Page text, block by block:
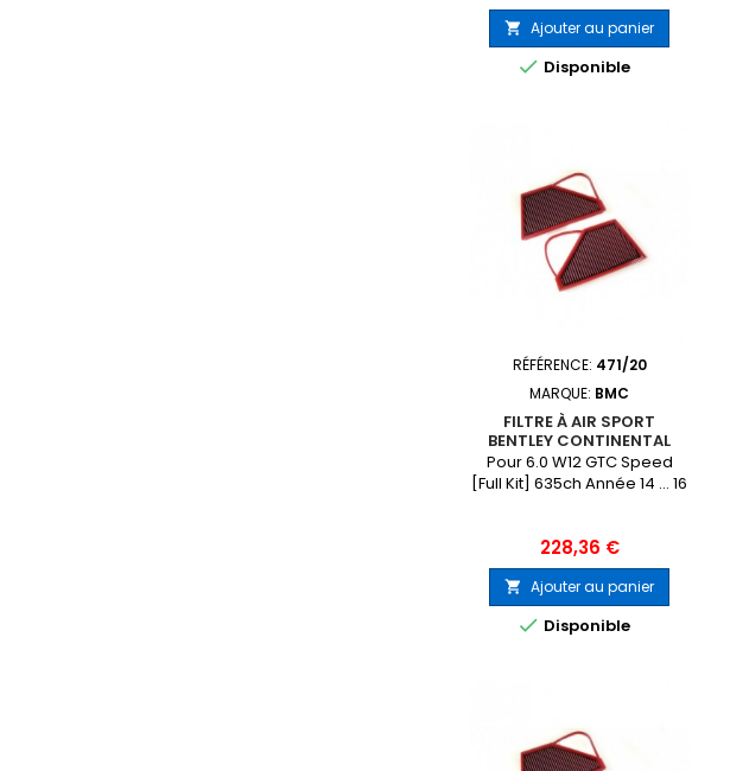
 Ajouter au panier
 Disponible
RÉFÉRENCE: 471/20
MARQUE: BMC
FILTRE À AIR SPORT
BENTLEY CONTINENTAL
Pour 6.0 W12 GTC Speed
[Full Kit] 635ch Année 14 ... 16
Prix
228,36 €
 Ajouter au panier
 Disponible